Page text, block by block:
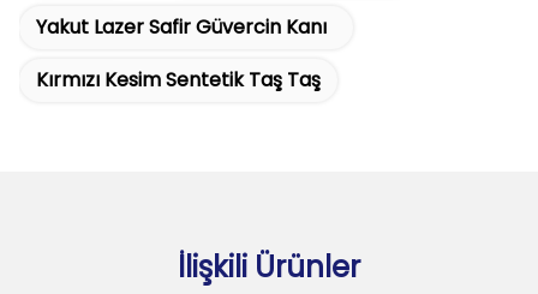
Yakut Lazer Safir Güvercin Kanı
Kırmızı Kesim Sentetik Taş Taş
İlişkili Ürünler